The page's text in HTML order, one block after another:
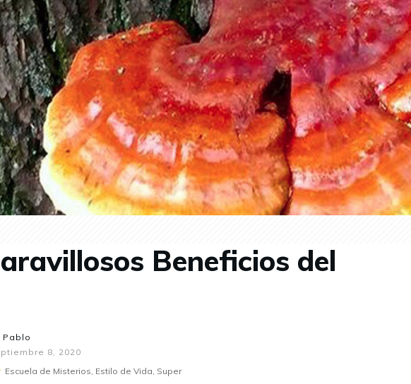
Beneficios del
Pablo
8, 2020
Escuela de Misterios, Estilo de Vida, Super